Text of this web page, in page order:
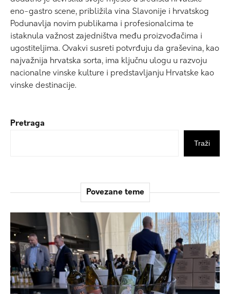
eno-gastro scene, približila vina Slavonije i hrvatskog
Podunavlja novim publikama i profesionalcima te
istaknula važnost zajedništva među proizvođačima i
ugostiteljima. Ovakvi susreti potvrđuju da graševina, kao
najvažnija hrvatska sorta, ima ključnu ulogu u razvoju
nacionalne vinske kulture i predstavljanju Hrvatske kao
vinske destinacije.
Pretraga
Traži
Povezane teme